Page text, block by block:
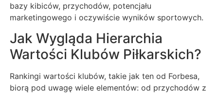
bazy kibiców, przychodów, potencjału
marketingowego i oczywiście wyników sportowych.
Jak Wygląda Hierarchia
Wartości Klubów Piłkarskich?
Rankingi wartości klubów, takie jak ten od Forbesa,
biorą pod uwagę wiele elementów: od przychodów z